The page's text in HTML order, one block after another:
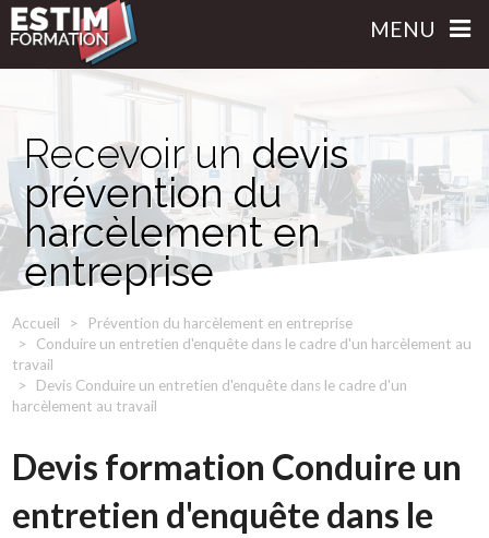
MENU
Recevoir un devis
prévention du
harcèlement en
entreprise
Accueil
Prévention du harcèlement en entreprise
Conduire un entretien d'enquête dans le cadre d'un harcèlement au
travail
Devis Conduire un entretien d'enquête dans le cadre d'un
harcèlement au travail
Devis formation Conduire un
entretien d'enquête dans le